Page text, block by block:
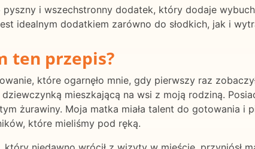
pyszny i wszechstronny dodatek, który dodaje
idealnym dodatkiem zarówno do słodkich, jak i
ten przepis?
które ogarnęło mnie, gdy pierwszy raz
dziewczynką mieszkającą na wsi z moją rodziną.
żurawiny. Moja matka miała talent do gotowania i
które mieliśmy pod ręką.